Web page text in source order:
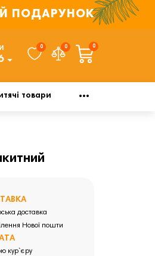
ПОДАРУНОК
0 0 0
товари
доставка
Нової пошти
кур`єру